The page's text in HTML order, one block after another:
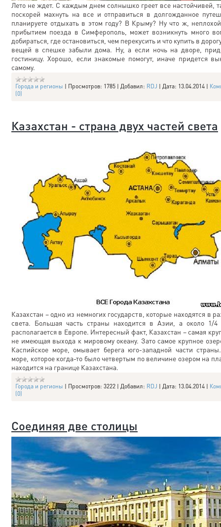
Лето не ждет. С каждым днем солнышко греет все настойчивей,
поскорей махнуть на все и отправиться в долгожданное
планируете отдыхать в этом году? В Крыму? Ну что ж,
прибытием поезда в Симферополь, может возникнуть много
добираться, где остановиться, чем перекусить и что купить в
вещей в спешке забыли дома. Ну, а если ночь на дворе,
гостиницу. Хорошо, если знакомые помогут, иначе придется
самому.
Города и регионы | Просмотров: 1785 | Добавил: RDJ | Дата: 13.04.2014 |
(0)
Казахстан - страна двух частей света
Казахстан – одно из немногих государств, которые находятся в
света. Большая часть страны находится в Азии, а около 1/4
располагается в Европе. Интересный факт, Казахстан – самая
не имеющая выхода к мировому океану. Зато самое крупное
Каспийское море, омывает берега юго-западной части
море, которое когда-то было четвертым по величине озером на
находится на границе Казахстана.
Города и регионы | Просмотров: 3222 | Добавил: RDJ | Дата: 13.04.2014 |
(0)
Соединяя две столицы